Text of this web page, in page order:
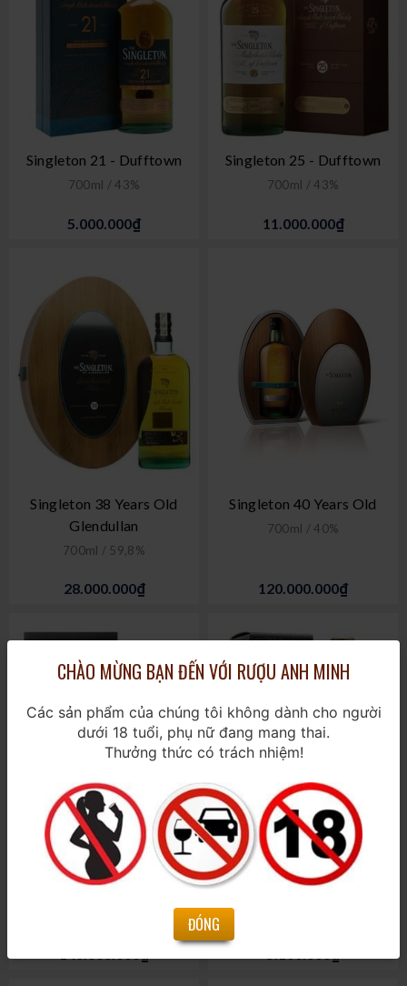
Singleton 21 - Dufftown
700ml / 43%
5.000.000₫
Singleton 25 - Dufftown
700ml / 43%
11.000.000₫
Singleton 38 Years Old
Glendullan
700ml / 59,8%
28.000.000₫
Singleton 40 Years Old
700ml / 40%
120.000.000₫
Singleton 41 Years Old -
Glen Ord
Yamazaki 12 Years Old -
100th Anniversary
CHÀO MỪNG BẠN ĐẾN VỚI RƯỢU ANH MINH
Các sản phẩm của chúng tôi không dành cho người
dưới 18 tuổi, phụ nữ đang mang thai.
Thưởng thức có trách nhiệm!
ĐÓNG